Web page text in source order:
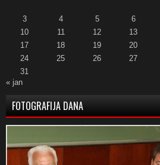
3
4 5 6
10
11 12 13
17
18 19 20
24
25 26 27
31
« jan
FOTOGRAFIJA DANA